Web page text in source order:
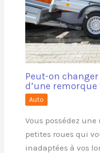
Peut-on
d’une remorque
Auto
Vous possédez
petites roues qui
inadaptées à vos